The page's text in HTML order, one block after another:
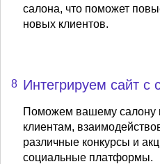
салона, что поможет
новых клиентов.
8 Интегрируем сайт с
Поможем вашему салону
клиентам,
различные конкурсы и
социальные платформы.